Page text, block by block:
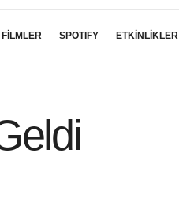
SPOTIFY ETKİNLİKLER